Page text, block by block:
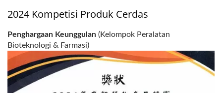
2024 Kompetisi Produk Cerdas
Penghargaan Keunggulan (Kelompok Peralatan
Bioteknologi & Farmasi)